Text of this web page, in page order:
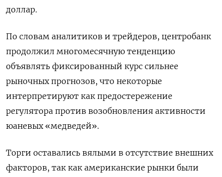
доллар.
По словам аналитиков и трейдеров, центробанк
продолжил многомесячную тенденцию
объявлять фиксированный курс сильнее
рыночных прогнозов, что некоторые
интерпретируют как предостережение
регулятора против возобновления активности
юаневых «медведей».
Торги оставались вялыми в отсутствие внешних
факторов, так как американские рынки были